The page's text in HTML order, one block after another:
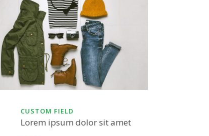
CUSTOM FIELD
Lorem ipsum dolor sit amet